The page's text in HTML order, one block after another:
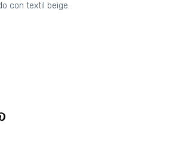
con textil beige.